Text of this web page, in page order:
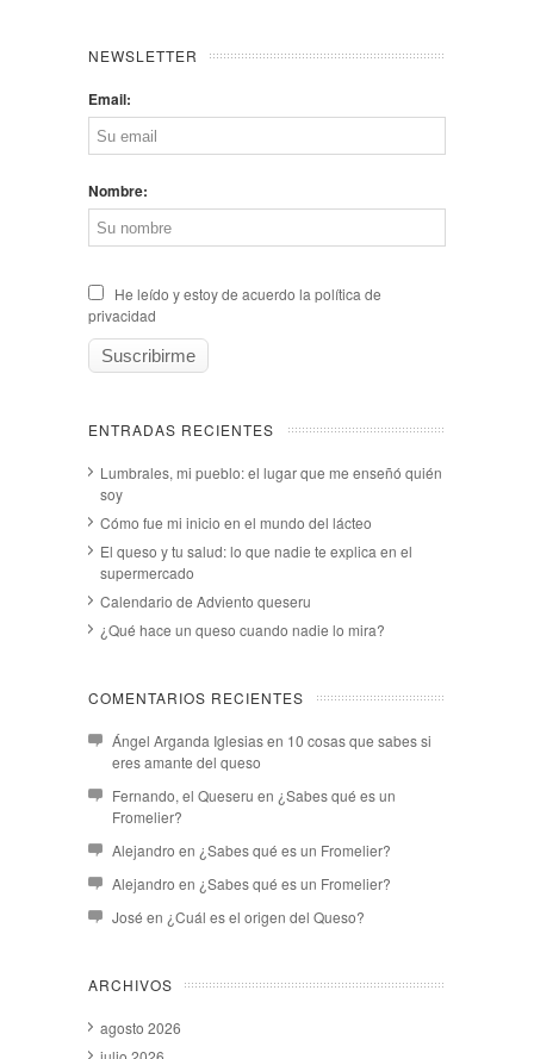
NEWSLETTER
Email:
Nombre:
He leído y estoy de acuerdo la política de
privacidad
ENTRADAS RECIENTES
Lumbrales, mi pueblo: el lugar que me enseñó quién
soy
Cómo fue mi inicio en el mundo del lácteo
El queso y tu salud: lo que nadie te explica en el
supermercado
Calendario de Adviento queseru
¿Qué hace un queso cuando nadie lo mira?
COMENTARIOS RECIENTES
Ángel Arganda Iglesiasen 10 cosas que sabes si
eres amante del queso
Fernando, el Queseru en ¿Sabes qué es un
Fromelier?
Alejandro en ¿Sabes qué es un Fromelier?
Alejandro en ¿Sabes qué es un Fromelier?
José en ¿Cuál es el origen del Queso?
ARCHIVOS
agosto 2026